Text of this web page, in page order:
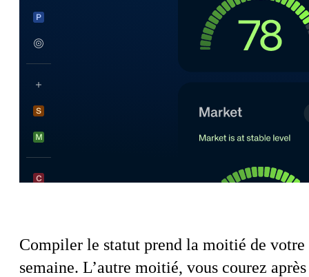
Compiler le statut prend la moitié de votre
semaine. L’autre moitié, vous courez après